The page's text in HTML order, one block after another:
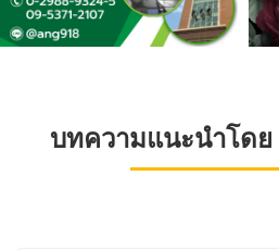
บทความแนะนำโดย